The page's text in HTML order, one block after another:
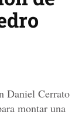
Daniel Cerrato
montar una